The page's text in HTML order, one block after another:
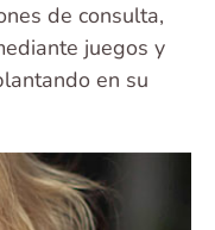
de consulta,
juegos y
en su